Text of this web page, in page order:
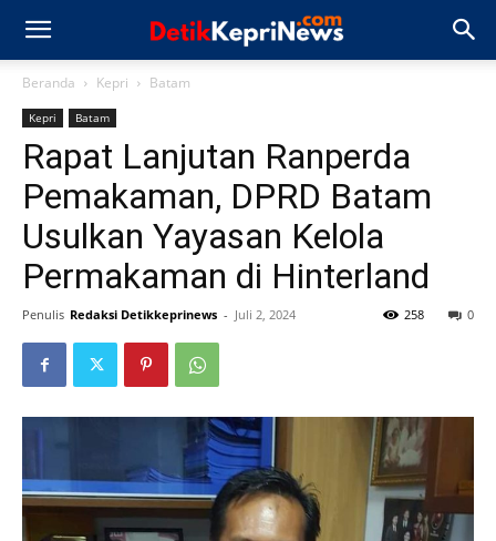
Beranda Kepri Batam
Kepri Batam
Rapat Lanjutan Ranperda
Pemakaman, DPRD Batam
Usulkan Yayasan Kelola
Permakaman di Hinterland
Penulis Redaksi Detikkeprinews - Juli 2, 2024 0
258